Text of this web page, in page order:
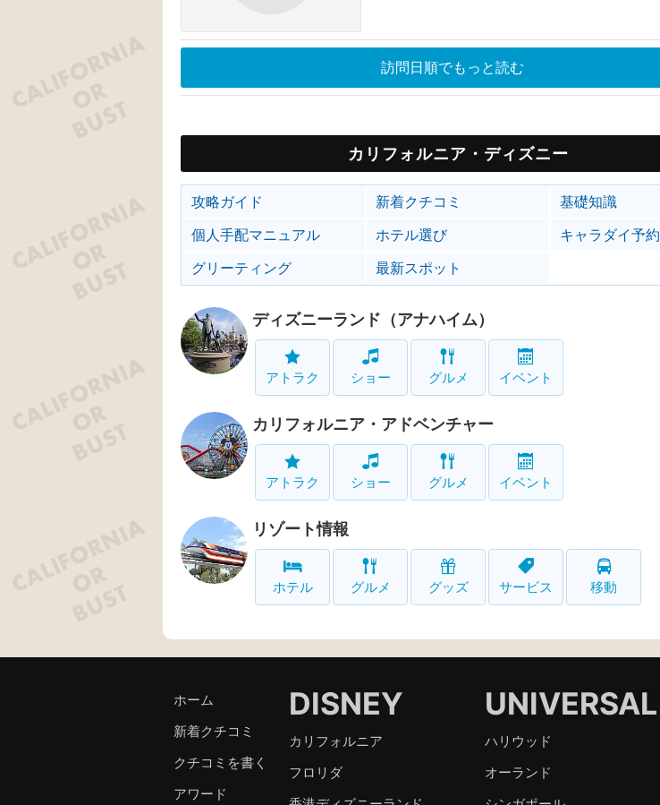
訪問日順でもっと読む
カリフォルニア・ディズニー
攻略ガイド 新着クチコミ
基礎知識
個人手配マニュアル
ホテル選び
キャラダイ予約
グリーティング
最新スポット
ディズニーランド（アナハイム）
アトラク ショー グルメ イベント
カリフォルニア・アドベンチャー
アトラク ショー グルメ イベント
リゾート情報
ホテル グルメ グッズ サービス 移動
ホーム
新着クチコミ
クチコミを書く
アワード
DISNEY
カリフォルニア
フロリダ
UNIVERSAL
ハリウッド
オーランド